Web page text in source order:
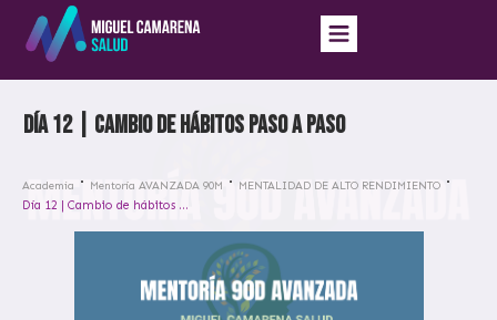
Día 12 | Cambio de hábitos paso a paso
Academia Mentoría AVANZADA 90M MENTALIDAD DE ALTO RENDIMIENTO
Día 12 | Cambio de hábitos paso a paso